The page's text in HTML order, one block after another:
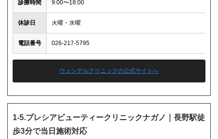
診療時間 9:00〜18:00
休診日 火曜・水曜
電話番号 026-217-5795
ウェンデルクリニックの公式サイトへ
1-5.プレシアビューティークリニックナガノ｜長野駅徒
歩3分で当日施術対応